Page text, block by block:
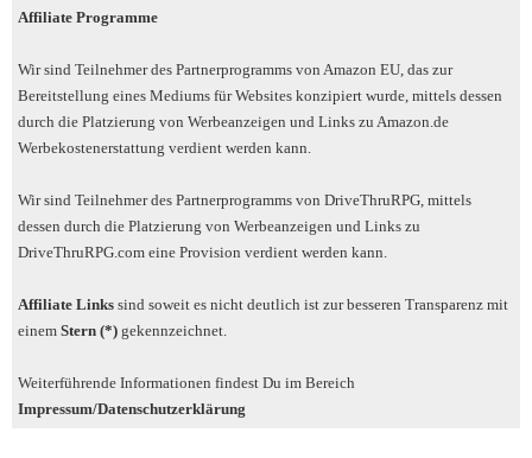
Affiliate Programme
Wir sind Teilnehmer des Partnerprogramms von Amazon EU, das zur
Bereitstellung eines Mediums für Websites konzipiert wurde, mittels dessen
durch die Platzierung von Werbeanzeigen und Links zu Amazon.de
Werbekostenerstattung verdient werden kann.
Wir sind Teilnehmer des Partnerprogramms von DriveThruRPG, mittels
dessen durch die Platzierung von Werbeanzeigen und Links zu
DriveThruRPG.com eine Provision verdient werden kann.
Affiliate Links sind soweit es nicht deutlich ist zur besseren Transparenz mit
einem Stern (*) gekennzeichnet.
Weiterführende Informationen findest Du im Bereich
Impressum/Datenschutzerklärung